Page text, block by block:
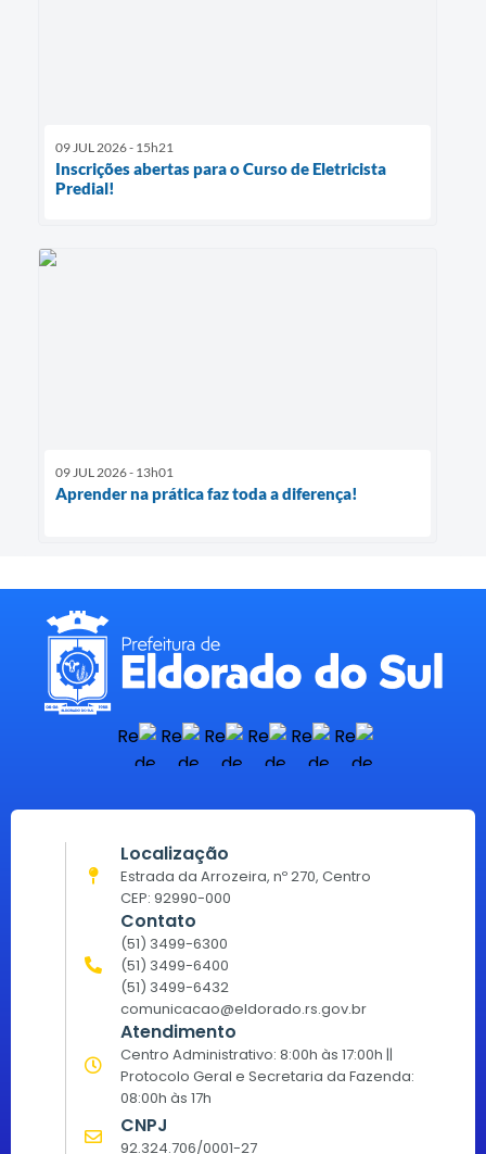
09 JUL 2026 - 15h21
Inscrições abertas para o Curso de Eletricista
Predial!
09 JUL 2026 - 13h01
Aprender na prática faz toda a diferença!
Localização
Estrada da Arrozeira, nº 270, Centro
CEP: 92990-000
Contato
(51) 3499-6300
(51) 3499-6400
(51) 3499-6432
comunicacao@eldorado.rs.gov.br
Atendimento
Centro Administrativo: 8:00h às 17:00h ||
Protocolo Geral e Secretaria da Fazenda:
08:00h às 17h
CNPJ
92.324.706/0001-27